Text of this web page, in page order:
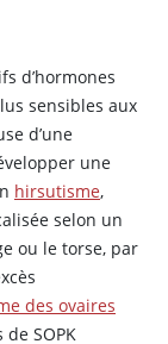
d’hormones
sensibles aux
d’une
une
hirsutisme,
selon un
ou le torse, par
des ovaires
de SOPK